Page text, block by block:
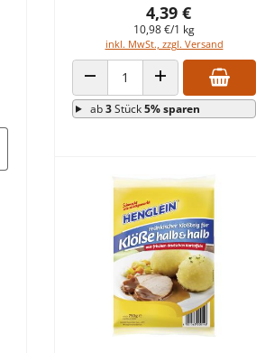
4,39 €
10,98 €/1 kg
inkl. MwSt., zzgl. Versand
ANZAHL VERRINGERNANZAHL ERHÖHEN
ab3Stück5% sparen